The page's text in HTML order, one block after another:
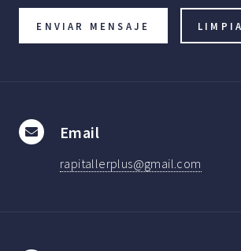
Email
rapitallerplus@gmail.com